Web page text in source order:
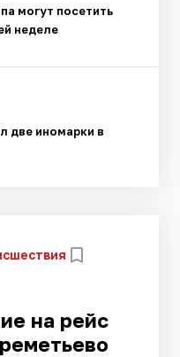
могут посетить
неделе
две иномарки в
на рейс